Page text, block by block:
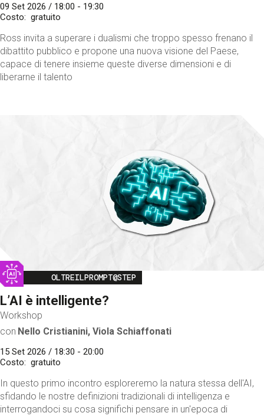
09 Set 2026 / 18:00 - 19:30
Costo
gratuito
Ross invita a superare i dualismi che troppo spesso frenano il
dibattito pubblico e propone una nuova visione del Paese,
capace di tenere insieme queste diverse dimensioni e di
liberarne il talento
Image
OLTREILPROMPT@STEP
L’AI è intelligente?
Workshop
con Nello Cristianini, Viola Schiaffonati
15 Set 2026 / 18:30 - 20:00
Costo
gratuito
In questo primo incontro esploreremo la natura stessa dell'AI,
sfidando le nostre definizioni tradizionali di intelligenza e
interrogandoci su cosa significhi pensare in un'epoca di